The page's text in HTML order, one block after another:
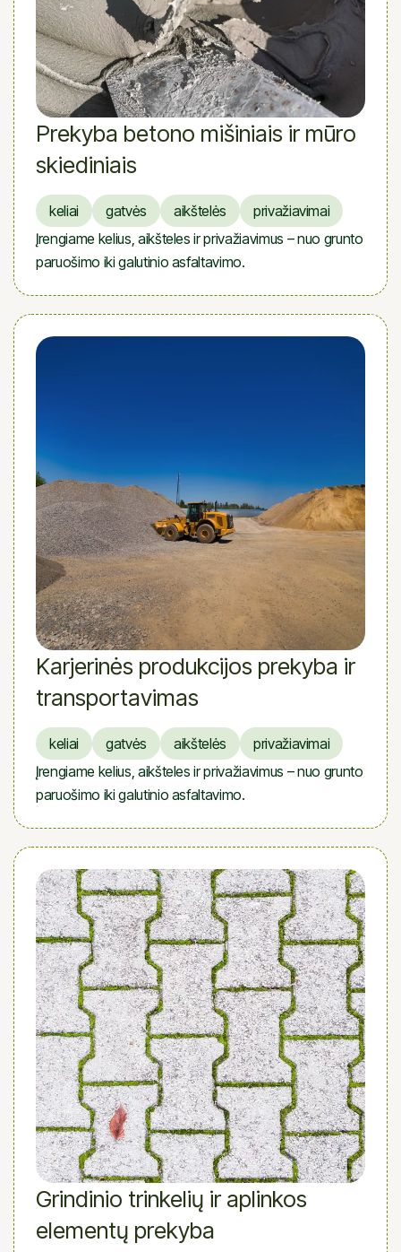
Prekyba betono mišiniais ir mūro
skiediniais
keliai gatvės aikštelės
privažiavimai
Įrengiame kelius, aikšteles ir privažiavimus – nuo grunto
paruošimo iki galutinio asfaltavimo.
Karjerinės produkcijos prekyba ir
transportavimas
keliai gatvės aikštelės
privažiavimai
Įrengiame kelius, aikšteles ir privažiavimus – nuo grunto
paruošimo iki galutinio asfaltavimo.
Grindinio trinkelių ir aplinkos
elementų prekyba